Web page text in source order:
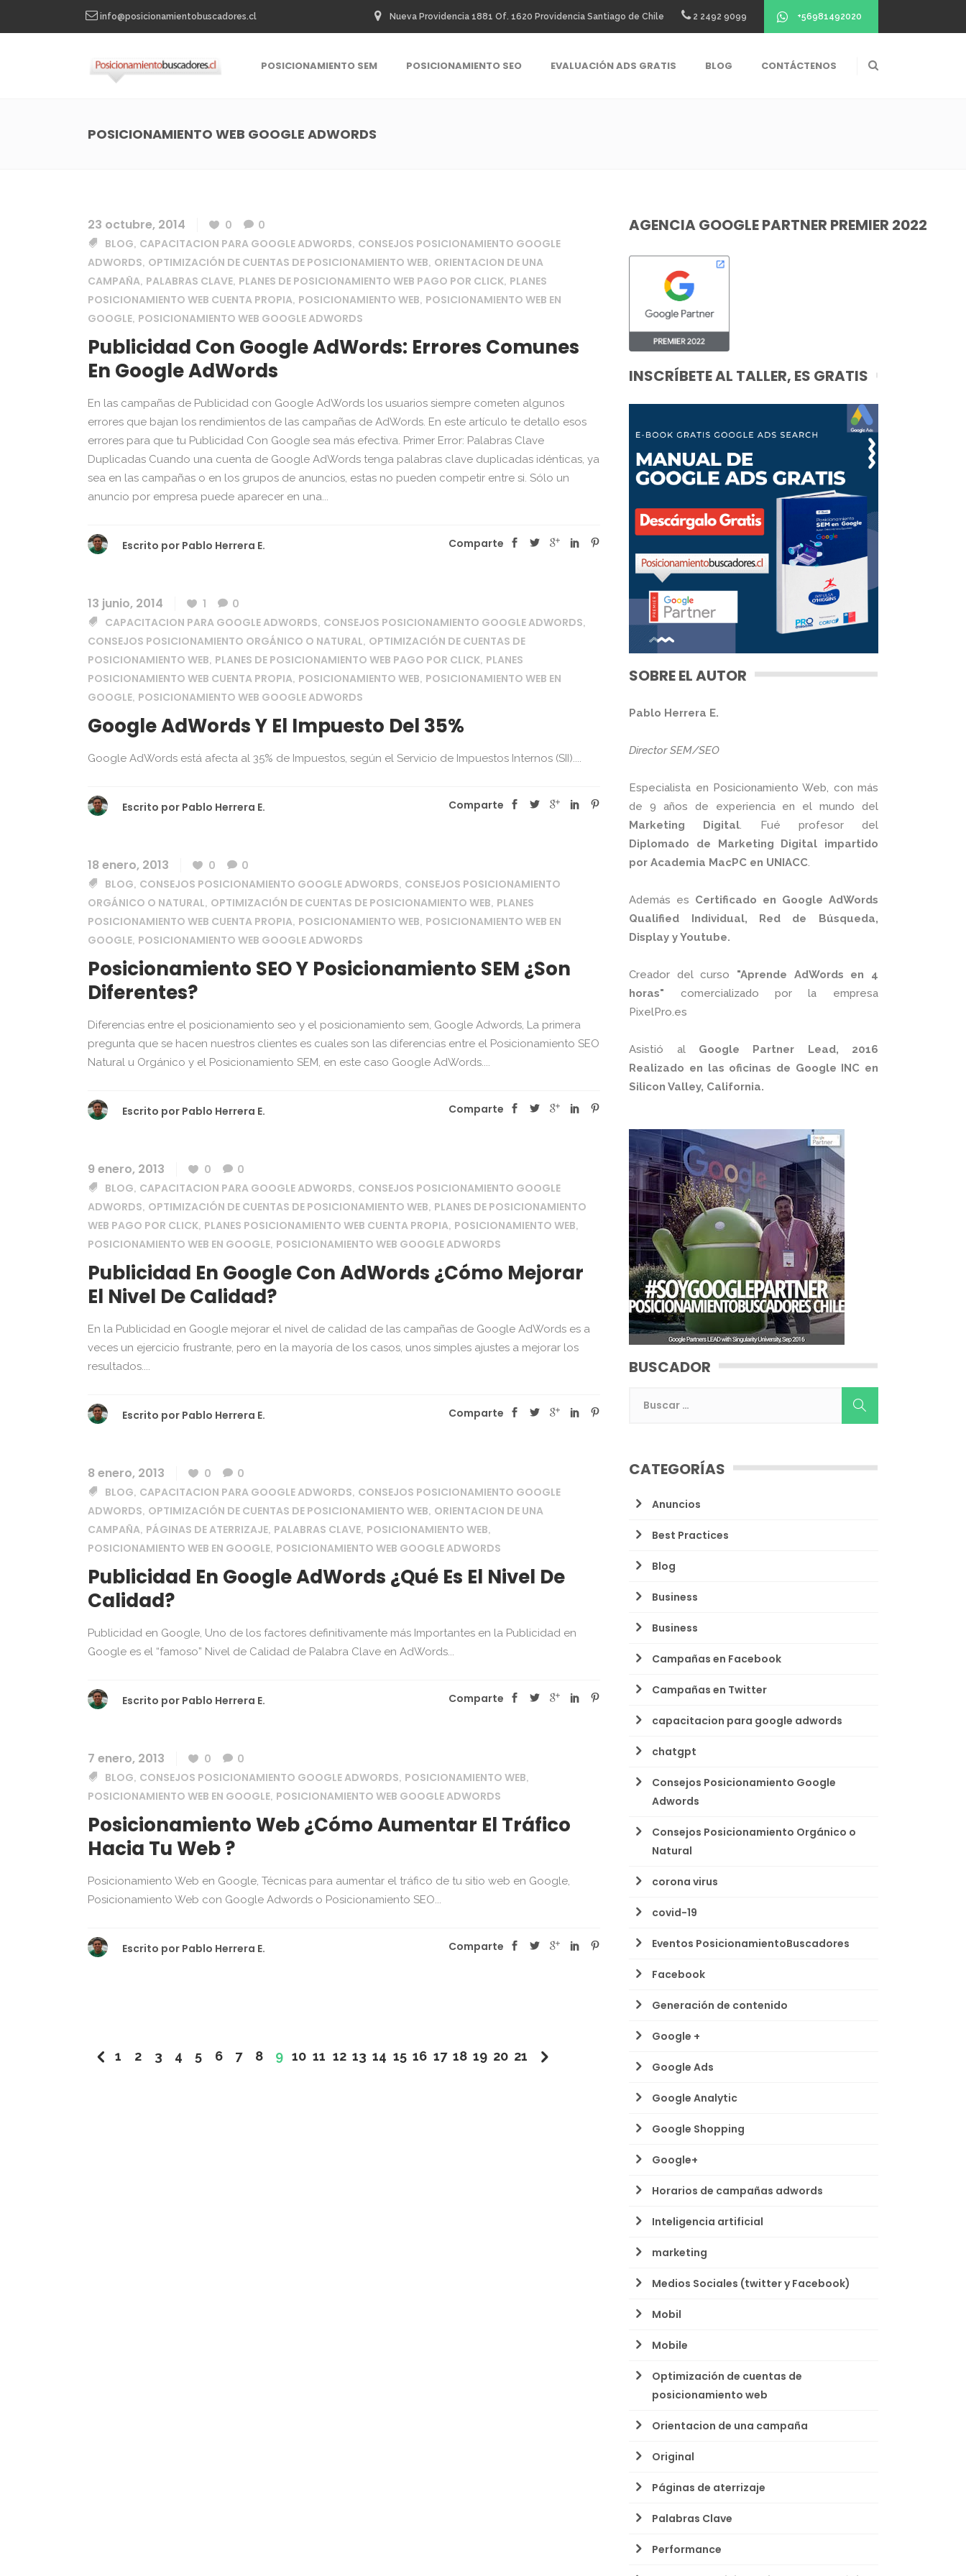
info@posicionamientobuscadores.cl Nueva Providencia 1881 Of. 1620 Providencia Santiago de Chile 2 2492 9099 +56981492020
POSICIONAMIENTO SEM POSICIONAMIENTO SEO EVALUACIÓN ADS GRATIS BLOG CONTÁCTENOS
POSICIONAMIENTO WEB GOOGLE ADWORDS
23 octubre, 2014 0
0
BLOG, CAPACITACION PARA GOOGLE ADWORDS, CONSEJOS POSICIONAMIENTO GOOGLE
ADWORDS, OPTIMIZACIÓN DE CUENTAS DE POSICIONAMIENTO WEB, ORIENTACION DE UNA
CAMPAÑA, PALABRAS CLAVE, PLANES DE POSICIONAMIENTO WEB PAGO POR CLICK, PLANES
POSICIONAMIENTO WEB CUENTA PROPIA, POSICIONAMIENTO WEB, POSICIONAMIENTO WEB EN
GOOGLE, POSICIONAMIENTO WEB GOOGLE ADWORDS
Publicidad Con Google AdWords: Errores Comunes
En Google AdWords
En las campañas de Publicidad con Google AdWords los usuarios siempre cometen algunos
errores que bajan los rendimientos de las campañas de AdWords. En este artículo te detallo esos
errores para que tu Publicidad Con Google sea más efectiva. Primer Error: Palabras Clave
Duplicadas Cuando una cuenta de Google AdWords tenga palabras clave duplicadas idénticas, ya
sea en las campañas o en los grupos de anuncios, estas no pueden competir entre si. Sólo un
anuncio por empresa puede aparecer en una...
Escrito por Pablo Herrera E. Comparte
13 junio, 2014 1
0
CAPACITACION PARA GOOGLE ADWORDS, CONSEJOS POSICIONAMIENTO GOOGLE ADWORDS,
CONSEJOS POSICIONAMIENTO ORGÁNICO O NATURAL, OPTIMIZACIÓN DE CUENTAS DE
POSICIONAMIENTO WEB, PLANES DE POSICIONAMIENTO WEB PAGO POR CLICK, PLANES
POSICIONAMIENTO WEB CUENTA PROPIA, POSICIONAMIENTO WEB, POSICIONAMIENTO WEB EN
GOOGLE, POSICIONAMIENTO WEB GOOGLE ADWORDS
Google AdWords Y El Impuesto Del 35%
Google AdWords está afecta al 35% de Impuestos, según el Servicio de Impuestos Internos (SII)....
Escrito por Pablo Herrera E. Comparte
18 enero, 2013 0
0
BLOG, CONSEJOS POSICIONAMIENTO GOOGLE ADWORDS, CONSEJOS POSICIONAMIENTO
ORGÁNICO O NATURAL, OPTIMIZACIÓN DE CUENTAS DE POSICIONAMIENTO WEB, PLANES
POSICIONAMIENTO WEB CUENTA PROPIA, POSICIONAMIENTO WEB, POSICIONAMIENTO WEB EN
GOOGLE, POSICIONAMIENTO WEB GOOGLE ADWORDS
Posicionamiento SEO Y Posicionamiento SEM ¿Son
Diferentes?
Diferencias entre el posicionamiento seo y el posicionamiento sem, Google Adwords, La primera
pregunta que se hacen nuestros clientes es cuales son las diferencias entre el Posicionamiento SEO
Natural u Orgánico y el Posicionamiento SEM, en este caso Google AdWords....
Escrito por Pablo Herrera E. Comparte
9 enero, 2013 0
0
BLOG, CAPACITACION PARA GOOGLE ADWORDS, CONSEJOS POSICIONAMIENTO GOOGLE
ADWORDS, OPTIMIZACIÓN DE CUENTAS DE POSICIONAMIENTO WEB, PLANES DE POSICIONAMIENTO
WEB PAGO POR CLICK, PLANES POSICIONAMIENTO WEB CUENTA PROPIA, POSICIONAMIENTO WEB,
POSICIONAMIENTO WEB EN GOOGLE, POSICIONAMIENTO WEB GOOGLE ADWORDS
Publicidad En Google Con AdWords ¿Cómo Mejorar
El Nivel De Calidad?
En la Publicidad en Google mejorar el nivel de calidad de las campañas de Google AdWords es a
veces un ejercicio frustrante, pero en la mayoría de los casos, unos simples ajustes a mejorar los
resultados....
Escrito por Pablo Herrera E. Comparte
8 enero, 2013 0
0
BLOG, CAPACITACION PARA GOOGLE ADWORDS, CONSEJOS POSICIONAMIENTO GOOGLE
ADWORDS, OPTIMIZACIÓN DE CUENTAS DE POSICIONAMIENTO WEB, ORIENTACION DE UNA
CAMPAÑA, PÁGINAS DE ATERRIZAJE, PALABRAS CLAVE, POSICIONAMIENTO WEB,
POSICIONAMIENTO WEB EN GOOGLE, POSICIONAMIENTO WEB GOOGLE ADWORDS
Publicidad En Google AdWords ¿Qué Es El Nivel De
Calidad?
Publicidad en Google, Uno de los factores definitivamente más Importantes en la Publicidad en
Google es el “famoso” Nivel de Calidad de Palabra Clave en AdWords...
Escrito por Pablo Herrera E. Comparte
7 enero, 2013 0
0
BLOG, CONSEJOS POSICIONAMIENTO GOOGLE ADWORDS, POSICIONAMIENTO WEB,
POSICIONAMIENTO WEB EN GOOGLE, POSICIONAMIENTO WEB GOOGLE ADWORDS
Posicionamiento Web ¿Cómo Aumentar El Tráfico
Hacia Tu Web ?
Posicionamiento Web en Google, Técnicas para aumentar el tráfico de tu sitio web en Google,
Posicionamiento Web con Google Adwords o Posicionamiento SEO...
Escrito por Pablo Herrera E. Comparte
1 2 3 4 5 6 7 8 9 10 11 12 13 14 15 16 17 18 19 20 21
AGENCIA GOOGLE PARTNER PREMIER 2022
INSCRÍBETE AL TALLER, ES GRATIS
SOBRE EL AUTOR
Pablo Herrera E.
Director SEM/SEO
Especialista en Posicionamiento Web, con más
de 9 años de experiencia en el mundo del
Marketing Digital. Fué profesor del
Diplomado de Marketing Digital impartido
por Academia MacPC en UNIACC.
Además es Certificado en Google AdWords
Qualified Individual, Red de Búsqueda,
Display y Youtube.
Creador del curso "Aprende AdWords en 4
horas" comercializado por la empresa
PixelPro.es
Asistió al Google Partner Lead, 2016
Realizado en las oficinas de Google INC en
Silicon Valley, California.
BUSCADOR
CATEGORÍAS
Anuncios
Best Practices
Blog
Business
Business
Campañas en Facebook
Campañas en Twitter
capacitacion para google adwords
chatgpt
Consejos Posicionamiento Google
Adwords
Consejos Posicionamiento Orgánico o
Natural
corona virus
covid-19
Eventos PosicionamientoBuscadores
Facebook
Generación de contenido
Google +
Google Ads
Google Analytic
Google Shopping
Google+
Horarios de campañas adwords
Inteligencia artificial
marketing
Medios Sociales (twitter y Facebook)
Mobil
Mobile
Optimización de cuentas de
posicionamiento web
Orientacion de una campaña
Original
Páginas de aterrizaje
Palabras Clave
Performance